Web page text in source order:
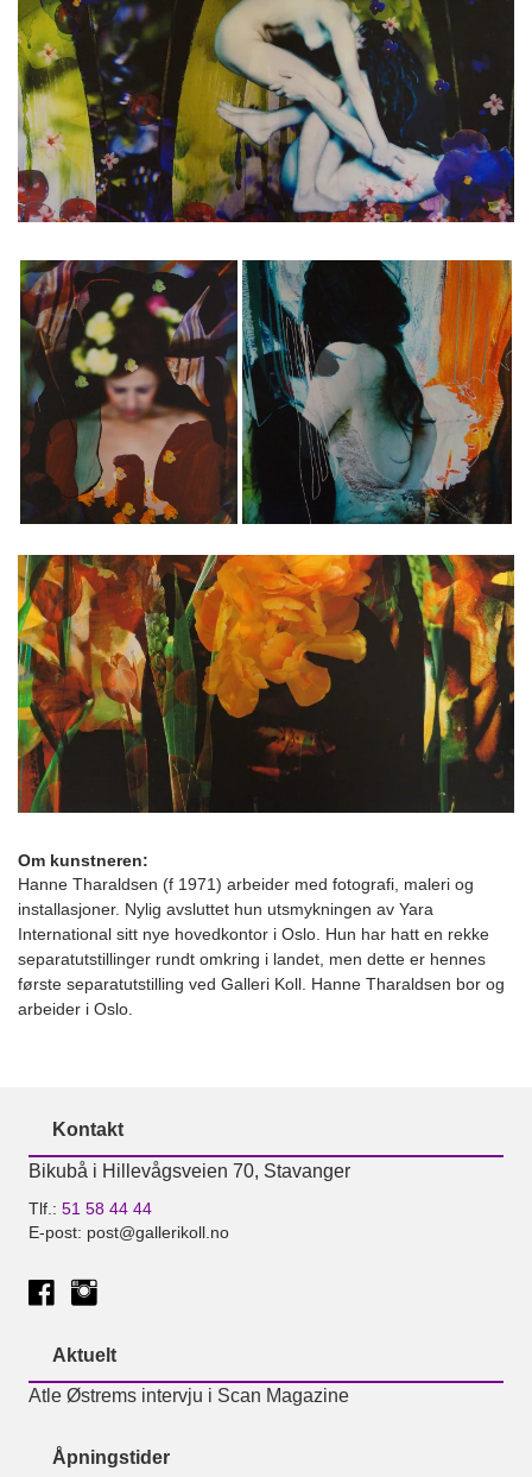
Om kunstneren:
Hanne Tharaldsen (f 1971) arbeider med fotografi, maleri og
installasjoner. Nylig avsluttet hun utsmykningen av Yara
International sitt nye hovedkontor i Oslo. Hun har hatt en rekke
separatutstillinger rundt omkring i landet, men dette er hennes
første separatutstilling ved Galleri Koll. Hanne Tharaldsen bor og
arbeider i Oslo.
Kontakt
Bikubå i Hillevågsveien 70, Stavanger
Tlf.: 51 58 44 44
E-post: post@gallerikoll.no
Aktuelt
Atle Østrems intervju i Scan Magazine
Åpningstider